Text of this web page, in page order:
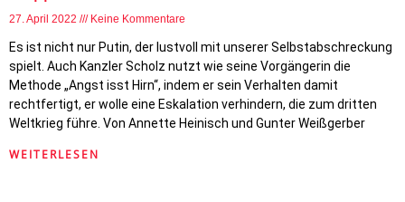
27. April 2022 Keine Kommentare
Es ist nicht nur Putin, der lustvoll mit unserer Selbstabschreckung
spielt. Auch Kanzler Scholz nutzt wie seine Vorgängerin die
Methode „Angst isst Hirn“, indem er sein Verhalten damit
rechtfertigt, er wolle eine Eskalation verhindern, die zum dritten
Weltkrieg führe. Von Annette Heinisch und Gunter Weißgerber
WEITERLESEN